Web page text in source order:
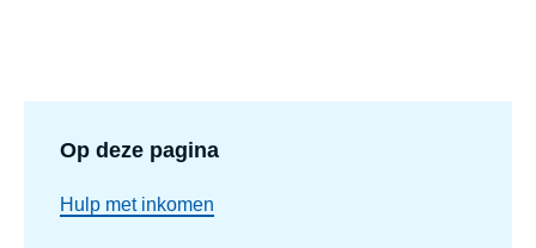
Op deze pagina
Hulp met inkomen